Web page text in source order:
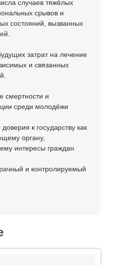
случаев тяжёлых
срывов и
состояний, вызванных
затрат на лечение
и связанных
смертности и
среди молодёжи
к государству как
органу,
интересы граждан
и контролируемый